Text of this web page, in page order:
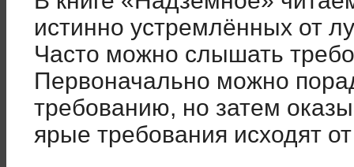
истинно устремлённых от
Часто можно слышать
Первоначально можно
требованию, но затем
ярые требования исходят